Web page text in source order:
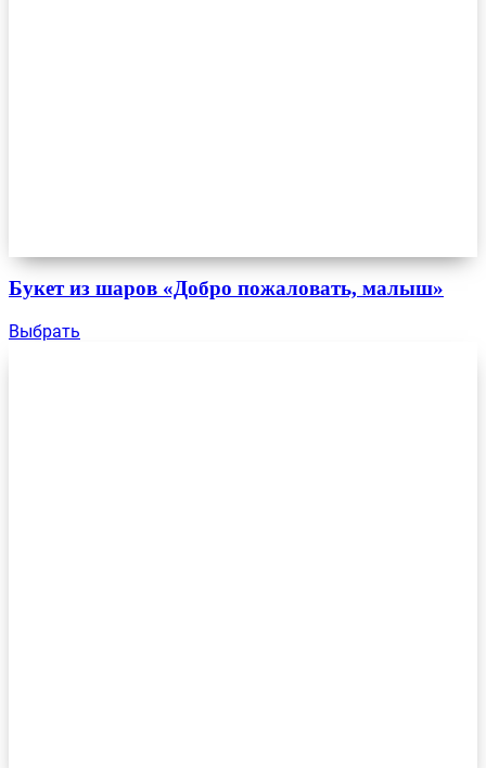
Букет из шаров «Добро пожаловать, малыш»
Выбрать